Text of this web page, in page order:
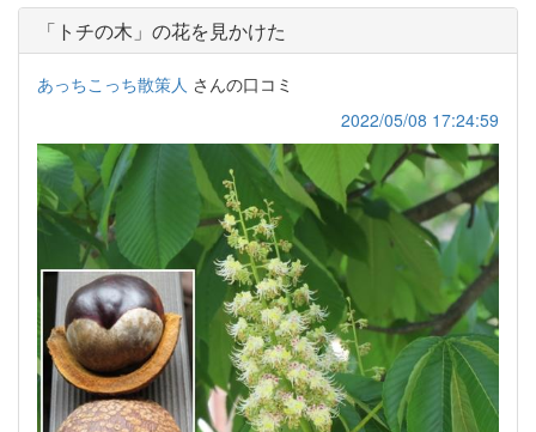
「トチの木」の花を見かけた
あっちこっち散策人 さんの口コミ
2022/05/08 17:24:59